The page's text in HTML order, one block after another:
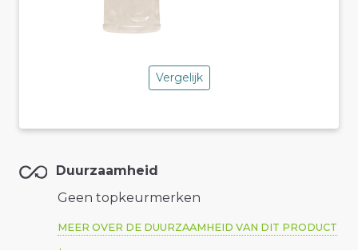
Vergelijk
Duurzaamheid
Geen topkeurmerken
MEER OVER DE DUURZAAMHEID VAN DIT PRODUCT